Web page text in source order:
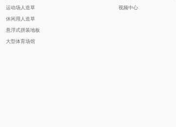
运动场人造草
休闲用人造草
悬浮式拼装地板
大型体育场馆
视频中心